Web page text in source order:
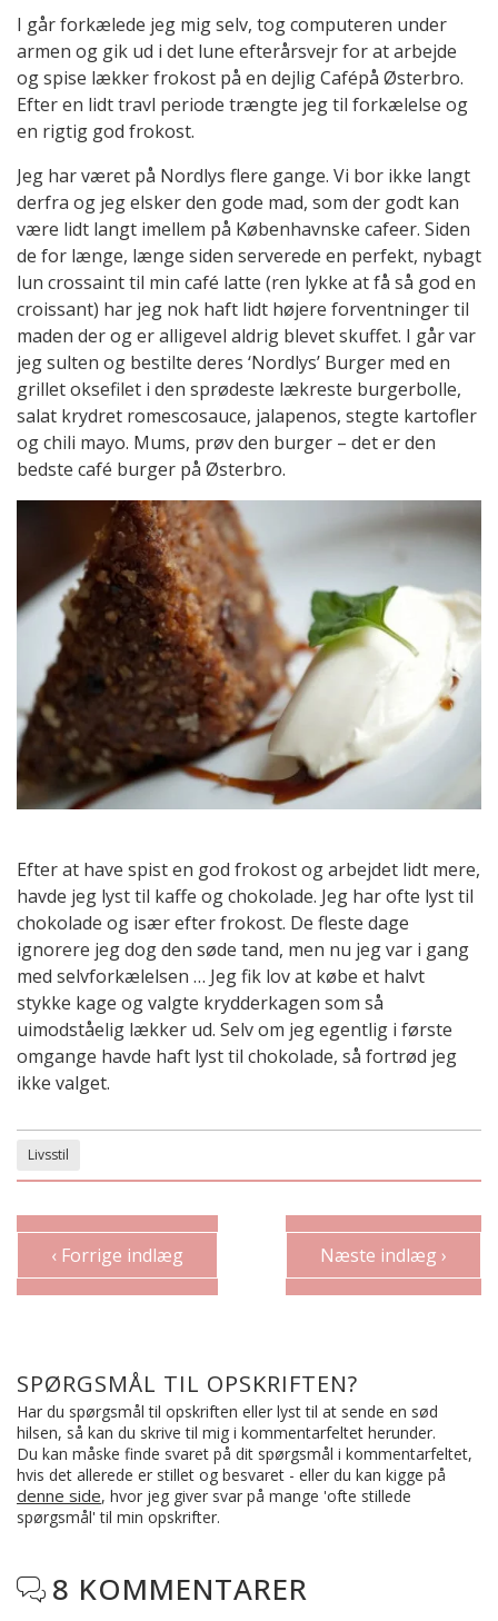
I går forkælede jeg mig selv, tog computeren under
armen og gik ud i det lune efterårsvejr for at arbejde
og spise lækker frokost på en dejlig Cafépå Østerbro.
Efter en lidt travl periode trængte jeg til forkælelse og
en rigtig god frokost.
Jeg har været på Nordlys flere gange. Vi bor ikke langt
derfra og jeg elsker den gode mad, som der godt kan
være lidt langt imellem på Københavnske cafeer. Siden
de for længe, længe siden serverede en perfekt, nybagt
lun crossaint til min café latte (ren lykke at få så god en
croissant) har jeg nok haft lidt højere forventninger til
maden der og er alligevel aldrig blevet skuffet. I går var
jeg sulten og bestilte deres ‘Nordlys’ Burger med en
grillet oksefilet i den sprødeste lækreste burgerbolle,
salat krydret romescosauce, jalapenos, stegte kartofler
og chili mayo. Mums, prøv den burger – det er den
bedste café burger på Østerbro.
Efter at have spist en god frokost og arbejdet lidt mere,
havde jeg lyst til kaffe og chokolade. Jeg har ofte lyst til
chokolade og især efter frokost. De fleste dage
ignorere jeg dog den søde tand, men nu jeg var i gang
med selvforkælelsen … Jeg fik lov at købe et halvt
stykke kage og valgte krydderkagen som så
uimodståelig lækker ud. Selv om jeg egentlig i første
omgange havde haft lyst til chokolade, så fortrød jeg
ikke valget.
Livsstil
‹ Forrige indlæg Næste indlæg ›
SPØRGSMÅL TIL OPSKRIFTEN?
Har du spørgsmål til opskriften eller lyst til at sende en sød
hilsen, så kan du skrive til mig i kommentarfeltet herunder.
Du kan måske finde svaret på dit spørgsmål i kommentarfeltet,
hvis det allerede er stillet og besvaret - eller du kan kigge på
denne side, hvor jeg giver svar på mange 'ofte stillede
spørgsmål' til min opskrifter.
 8 KOMMENTARER